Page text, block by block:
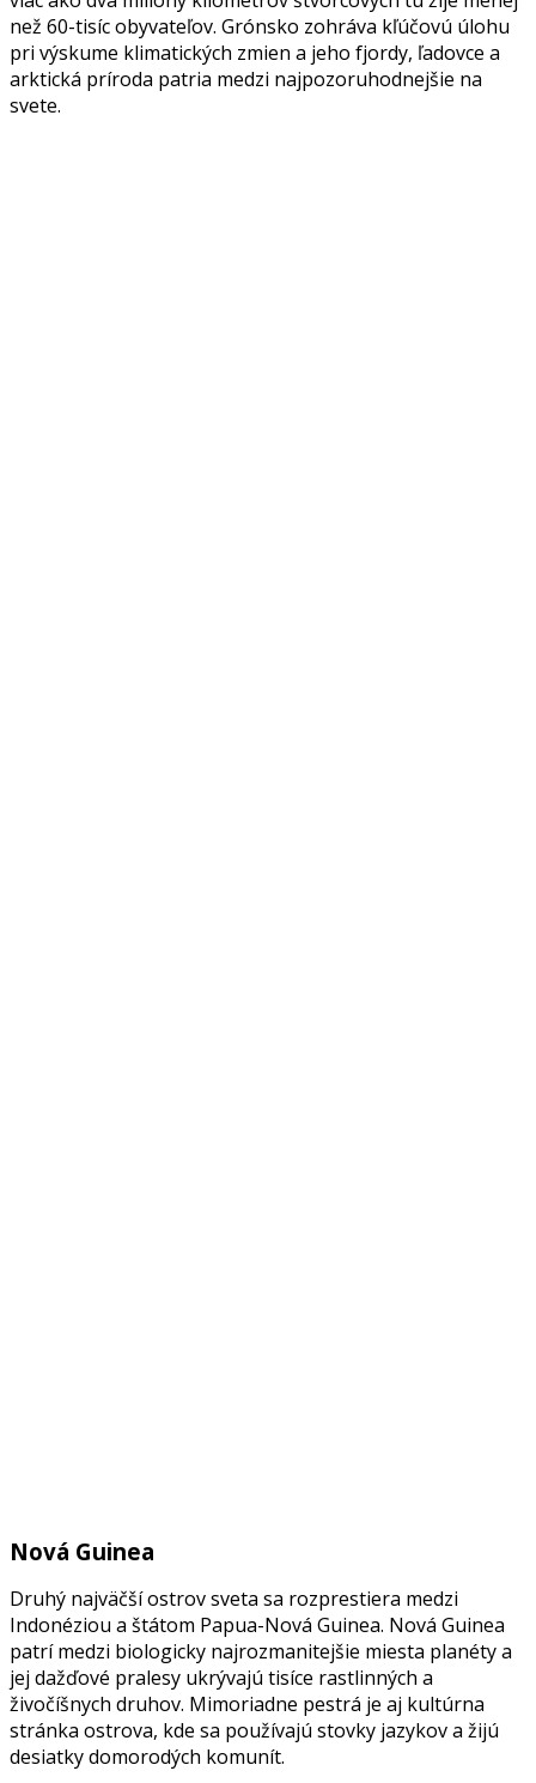
než 60-tisíc obyvateľov. Grónsko zohráva kľúčovú úlohu
pri výskume klimatických zmien a jeho fjordy, ľadovce a
arktická príroda patria medzi najpozoruhodnejšie na
svete.
Nová Guinea
Druhý najväčší ostrov sveta sa rozprestiera medzi
Indonéziou a štátom Papua-Nová Guinea. Nová Guinea
patrí medzi biologicky najrozmanitejšie miesta planéty a
jej dažďové pralesy ukrývajú tisíce rastlinných a
živočíšnych druhov. Mimoriadne pestrá je aj kultúrna
stránka ostrova, kde sa používajú stovky jazykov a žijú
desiatky domorodých komunít.